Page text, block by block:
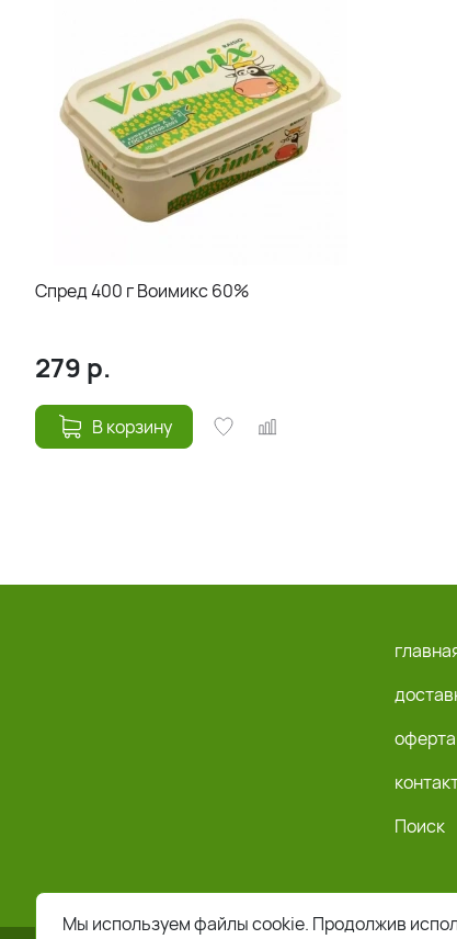
Спред 400 г Воимикс 60%
279 р.
В корзину
оферта
Поиск
Мы используем файлы cookie. Продолжив